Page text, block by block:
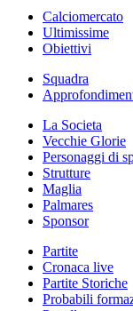
Calciomercato
Ultimissime
Obiettivi
Squadra
La Societa
Vecchie Glorie
Personaggi di
Strutture
Maglia
Palmares
Sponsor
Partite
Cronaca live
Partite Storiche
Probabili